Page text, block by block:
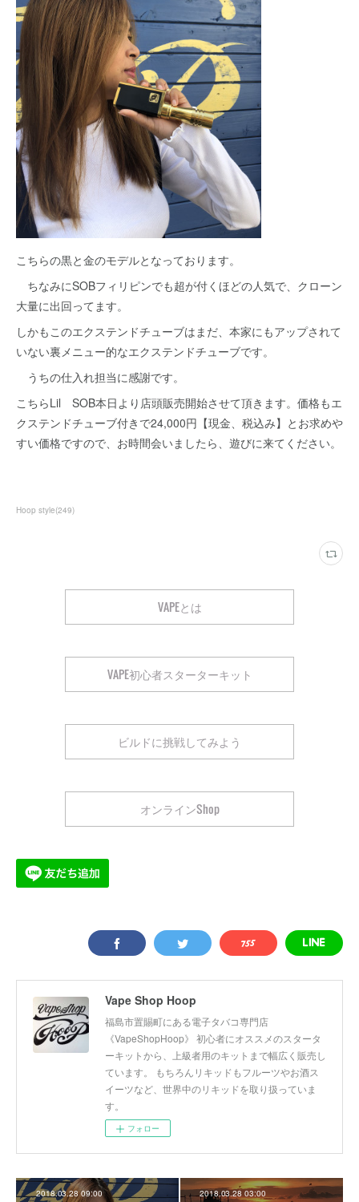
こちらの黒と金のモデルとなっております。
ちなみにSOBフィリピンでも超が付くほどの人気で、クローン
大量に出回ってます。
しかもこのエクステンドチューブはまだ、本家にもアップされて
いない裏メニュー的なエクステンドチューブです。
うちの仕入れ担当に感謝です。
こちらLil SOB本日より店頭販売開始させて頂きます。価格もエ
クステンドチューブ付きで24,000円【現金、税込み】とお求めや
すい価格ですので、お時間会いましたら、遊びに来てください。
Hoop style(249)
VAPEとは
VAPE初心者スターターキット
ビルドに挑戦してみよう
オンラインShop
Vape Shop Hoop
福島市置賜町にある電子タバコ専門店
《VapeShopHoop》 初心者にオススメのスタータ
ーキットから、上級者用のキットまで幅広く販売し
ています。 もちろんリキッドもフルーツやお酒ス
イーツなど、世界中のリキッドを取り扱っていま
す。
フォロー
2018.03.28 09:00 2018.03.28 03:00